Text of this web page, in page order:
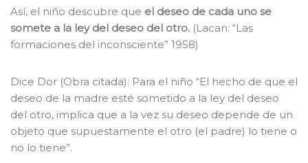
Así, el niño descubre que el deseo de cada uno se
somete a la ley del deseo del otro. (Lacan: “Las
formaciones del inconsciente” 1958)
Dice Dor (Obra citada): Para el niño “El hecho de que el
deseo de la madre esté sometido a la ley del deseo
del otro, implica que a la vez su deseo depende de un
objeto que supuestamente el otro (el padre) lo tiene o
no lo tiene”.